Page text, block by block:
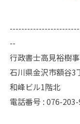
--
行政書士高見裕樹
石川県金沢市額谷3
和峰ビル1階北
電話番号 : 076-